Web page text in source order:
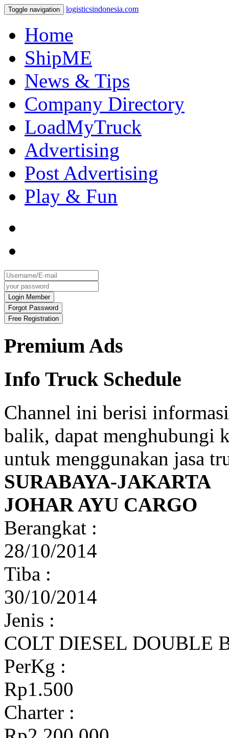
Toggle navigation logisticsindonesia.com
Home
ShipME
News & Tips
Company Directory
LoadMyTruck
Advertising
Post Advertising
Play & Fun
Premium Ads
Info Truck Schedule
Channel ini berisi
balik, dapat menghubungi
untuk menggunakan jasa
SURABAYA-JAKARTA
JOHAR AYU CARGO
Berangkat :
28/10/2014
Tiba :
30/10/2014
Jenis :
COLT DIESEL DOUBLE
PerKg :
Rp1.500
Charter :